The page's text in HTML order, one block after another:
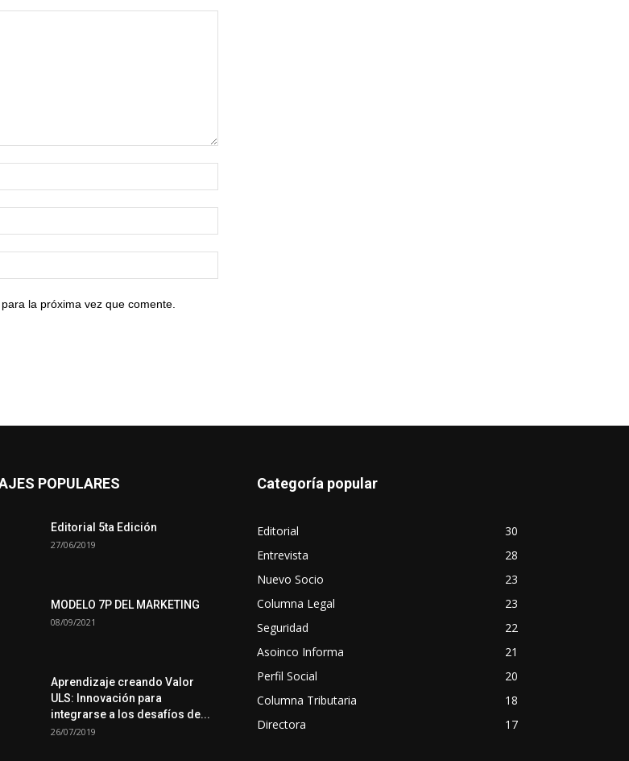
la próxima vez que comente.
POPULARES
Editorial 5ta Edición
27/06/2019
MODELO 7P DEL MARKETING
08/09/2021
Aprendizaje creando Valor
ULS: Innovación para
integrarse a los desafíos de...
26/07/2019
Categoría popular
Editorial
30
Entrevista
28
Nuevo Socio
23
Columna Legal
23
Seguridad
22
Asoinco Informa
21
Perfil Social
20
Columna Tributaria
18
Directora
17